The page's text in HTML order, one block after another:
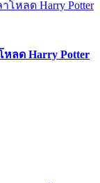
หลด Harry Potter